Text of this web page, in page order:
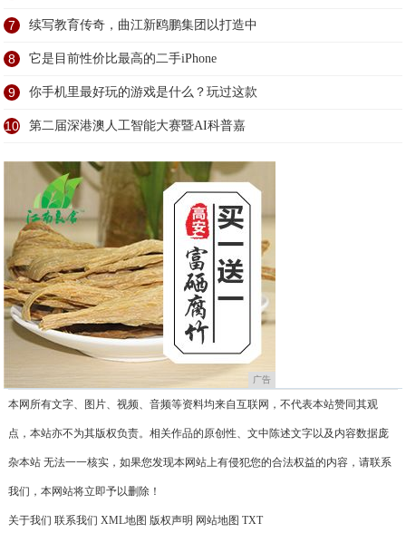
7 续写教育传奇，曲江新鸥鹏集团以打造中
8 它是目前性价比最高的二手iPhone
9 你手机里最好玩的游戏是什么？玩过这款
10 第二届深港澳人工智能大赛暨AI科普嘉
广告
本网所有文字、图片、视频、音频等资料均来自互联网，不代表本站赞同其观
点，本站亦不为其版权负责。相关作品的原创性、文中陈述文字以及内容数据庞
杂本站 无法一一核实，如果您发现本网站上有侵犯您的合法权益的内容，请联系
我们，本网站将立即予以删除！
关于我们 联系我们 XML地图 版权声明 网站地图 TXT